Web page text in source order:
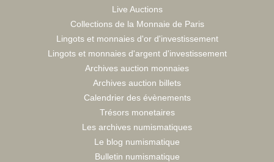
Live Auctions
Collections de la Monnaie de Paris
Lingots et monnaies d'or d'investissement
Lingots et monnaies d'argent d'investissement
Archives auction monnaies
Archives auction billets
Calendrier des évènements
Trésors monetaires
Les archives numismatiques
Le blog numismatique
Bulletin numismatique